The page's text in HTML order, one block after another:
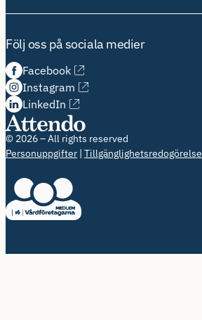
Följ oss på sociala medier
Facebook
Instagram
LinkedIn
© 2026 – All rights reserved
Personuppgifter Tillgänglighetsredogörelse